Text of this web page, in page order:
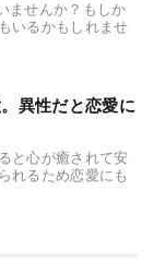
ませんか？もしか
いるかもしれませ
異性だと恋愛に
と心が癒されて安
れるため恋愛にも